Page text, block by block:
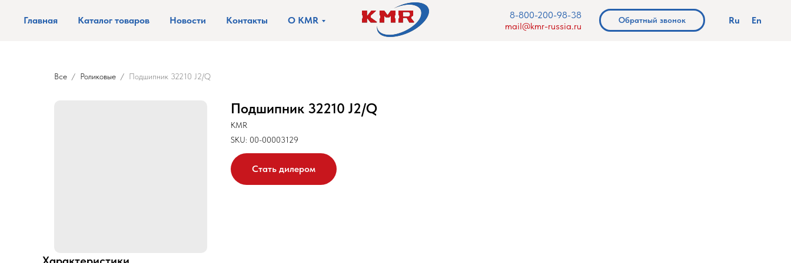
Главная Каталог товаров Новости Контакты О KMR
8-800-200-98-38
mail@kmr-russia.ru
Обратный звонок Ru En
Все Роликовые Подшипник 32210 J2/Q
Подшипник 32210 J2/Q
KMR
SKU: 00-00003129
Стать дилером